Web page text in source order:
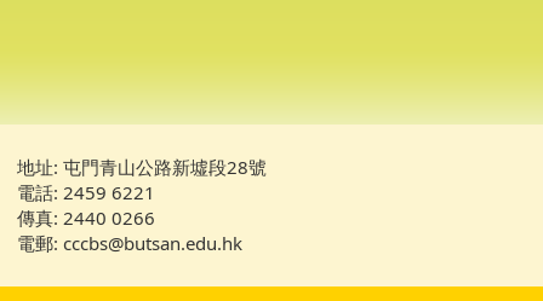
地址: 屯門青山公路新墟段28號
電話: 2459 6221
傳真: 2440 0266
電郵: cccbs@butsan.edu.hk